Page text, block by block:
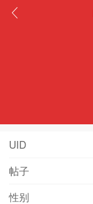
UID
帖子
性别